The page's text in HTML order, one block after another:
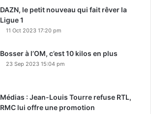
DAZN, le petit nouveau qui fait rêver la
Ligue 1
11 Oct 2023 17:20 pm
Bosser à l’OM, c’est 10 kilos en plus
23 Sep 2023 15:04 pm
Médias : Jean-Louis Tourre refuse RTL,
RMC lui offre une promotion